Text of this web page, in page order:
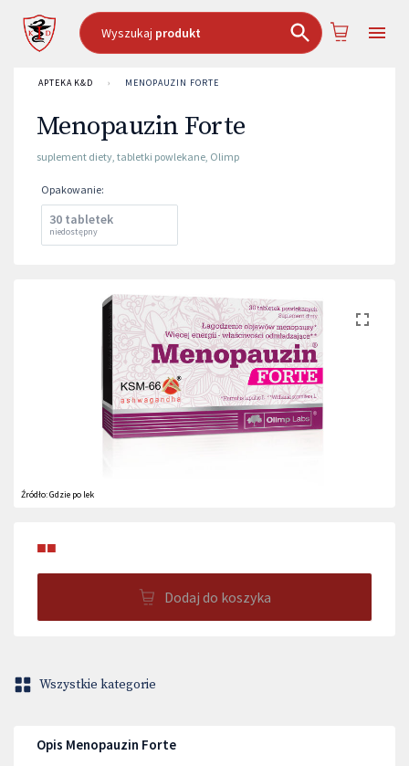
Wyszukaj produkt
APTEKA K&D › MENOPAUZIN FORTE
Menopauzin Forte
suplement diety, tabletki powlekane, Olimp
Opakowanie:
30 tabletek
niedostępny
Źródło:Gdzie po lek
■■
Dodaj do koszyka
Wszystkie kategorie
Opis Menopauzin Forte